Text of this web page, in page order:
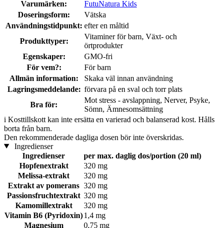
Varumärken:
FutuNatura Kids
Doseringsform:
Vätska
Användningstidpunkt: efter en måltid
Produkttyper:
Vitaminer för barn, Växt- och
örtprodukter
Egenskaper:
GMO-fri
För vem?:
För barn
Allmän information:
Skaka väl innan användning
Lagringsmeddelande: förvara på en sval och torr plats
Bra för:
Mot stress - avslappning, Nerver, Psyke,
Sömn, Ämnesomsättning
i Kosttillskott kan inte ersätta en varierad och balanserad kost. Hålls
borta från barn.
Den rekommenderade dagliga dosen bör inte överskridas.
Ingredienser
Ingredienser
per max. daglig dos/portion (20 ml)
Hopfenextrakt
320 mg
Melissa-extrakt
320 mg
Extrakt av pomerans 320 mg
Passionsfruchtextrakt 320 mg
Kamomillextrakt
320 mg
Vitamin B6 (Pyridoxin)1,4 mg
Magnesium
0,75 mg